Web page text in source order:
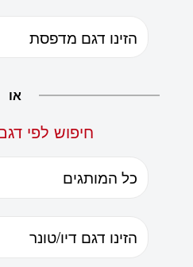
או
חיפוש לפי